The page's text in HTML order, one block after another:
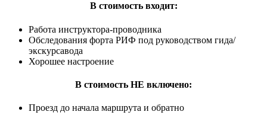
В стоимость входит:
Работа инструктора-проводника
Обследования форта РИФ под руководством гида/
экскурсавода
Хорошее настроение
В стоимость НЕ включено:
Проезд до начала маршрута и обратно